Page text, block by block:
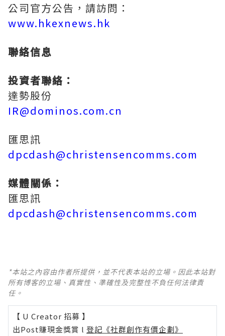
公司官方公告，請訪問：
www.hkexnews.hk
聯絡信息
投資者聯絡：
達勢股份
IR@dominos.com.cn
匯思訊
dpcdash@christensencomms.com
媒體關係：
匯思訊
dpcdash@christensencomms.com
*本站之內容由作者所提供，並不代表本站的立場。因此本站對
所有博客的立場、真實性、準確性及完整性不負任何法律責
任。
【 U Creator 招募 】
出Post賺現金獎賞 l 登記《社群創作有價企劃》